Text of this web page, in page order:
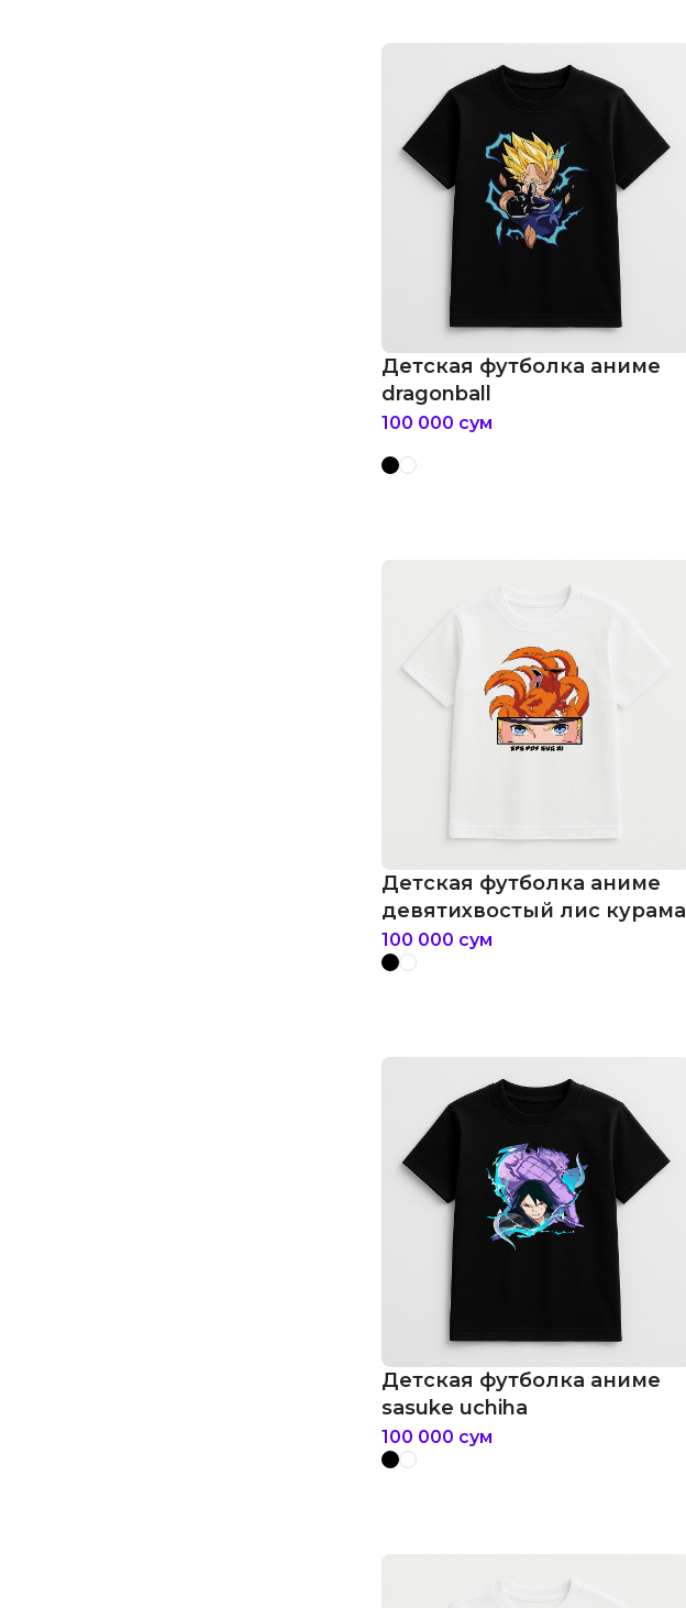
Детская футболка аниме
dragonball
100 000 сум
Детская футболка аниме
девятихвостый лис курама
100 000 сум
Детская футболка аниме
sasuke uchiha
100 000 сум